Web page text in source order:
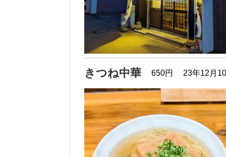
きつね中華 650円 23年12月